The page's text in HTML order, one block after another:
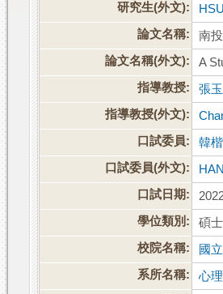
研究生(外文):
論文名稱:
南
論文名稱(外文):
A
指導教授:
張
指導教授(外文):
口試委員:
韓
口試委員(外文):
口試日期:
學位類別:
碩士
校院名稱:
國
系所名稱:
心